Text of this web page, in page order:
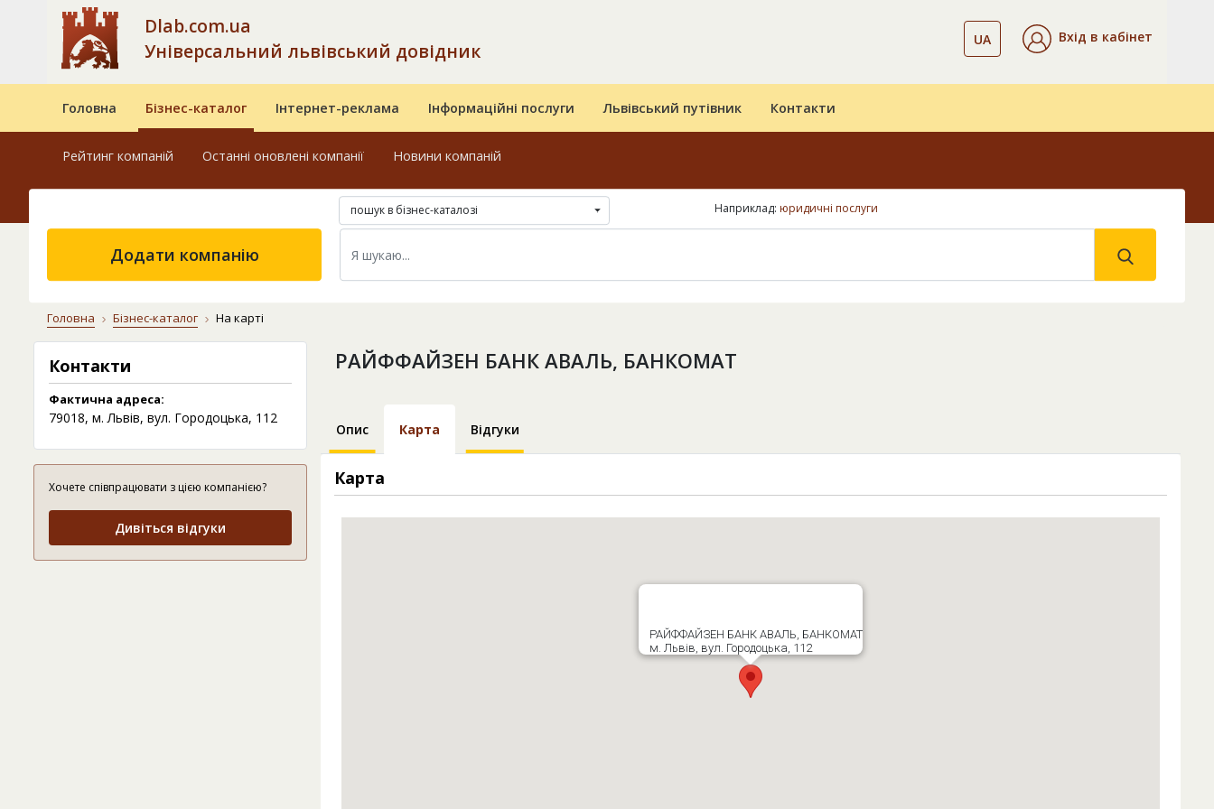
Dlab.com.ua
Універсальний львівський довідник
UA Вхід в кабінет
Головна Бізнес-каталог Інтернет-реклама Інформаційні послуги Львівський путівник Контакти
Рейтинг компаній Останні оновлені компанії Новини компаній
пошук в бізнес-каталозі Наприклад: юридичні послуги
Додати компанію
Головна Бізнес-каталог На карті
Контакти
Фактична адреса:
79018, м. Львів, вул. Городоцька, 112
Хочете співпрацювати з цією компанією?
Дивіться відгуки
РАЙФФАЙЗЕН БАНК АВАЛЬ, БАНКОМАТ
Опис Карта Відгуки
Карта
РАЙФФАЙЗЕН БАНК АВАЛЬ, БАНКОМАТ
м. Львів, вул. Городоцька, 112